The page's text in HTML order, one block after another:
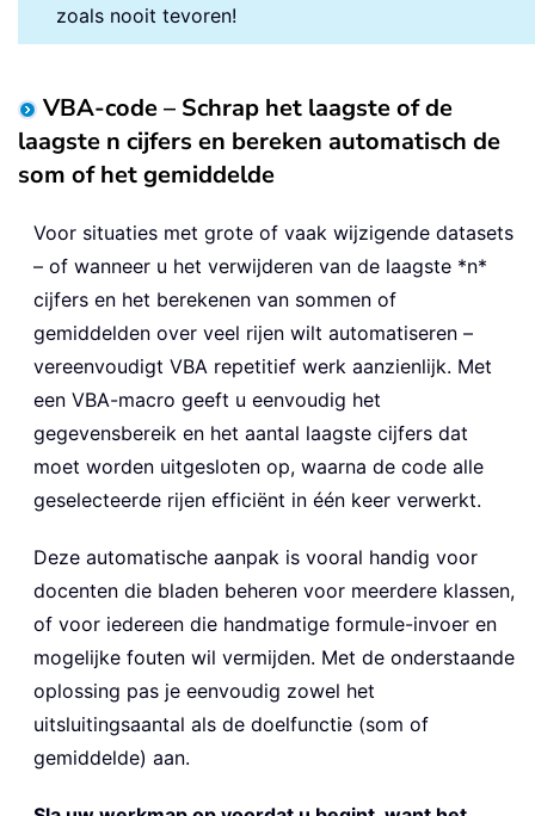
zoals nooit tevoren!
VBA-code – Schrap het laagste of de
laagste n cijfers en bereken automatisch de
som of het gemiddelde
Voor situaties met grote of vaak wijzigende datasets
– of wanneer u het verwijderen van de laagste *n*
cijfers en het berekenen van sommen of
gemiddelden over veel rijen wilt automatiseren –
vereenvoudigt VBA repetitief werk aanzienlijk. Met
een VBA-macro geeft u eenvoudig het
gegevensbereik en het aantal laagste cijfers dat
moet worden uitgesloten op, waarna de code alle
geselecteerde rijen efficiënt in één keer verwerkt.
Deze automatische aanpak is vooral handig voor
docenten die bladen beheren voor meerdere klassen,
of voor iedereen die handmatige formule-invoer en
mogelijke fouten wil vermijden. Met de onderstaande
oplossing pas je eenvoudig zowel het
uitsluitingsaantal als de doelfunctie (som of
gemiddelde) aan.